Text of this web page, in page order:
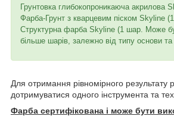
Грунтовка глибокопроникаюча акрилова
Фарба-Грунт з кварцевим піском Skyline
Структурна фарба Skyline (1 шар. Може
більше шарів, залежно від типу основи та
Для отримання рівномірного результату
дотримуватися одного інструмента та
Фарба сертифікована і може бути